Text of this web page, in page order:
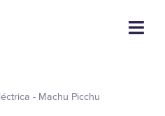
- Machu Picchu